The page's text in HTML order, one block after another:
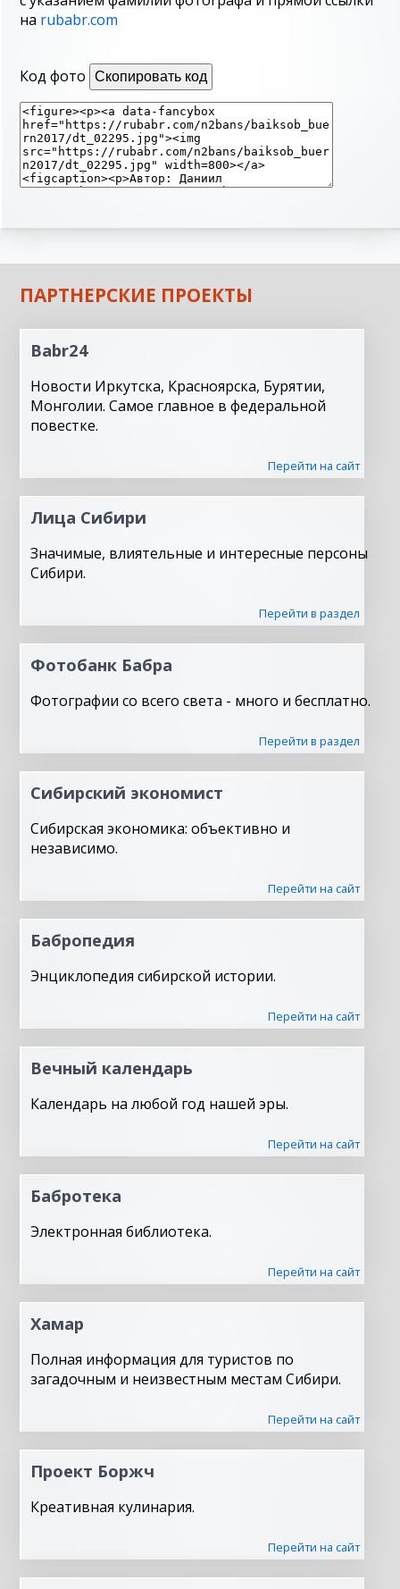
на rubabr.com
Код фото Скопировать код
ПАРТНЕРСКИЕ ПРОЕКТЫ
Babr24
Новости Иркутска, Красноярска, Бурятии,
Монголии. Самое главное в федеральной
повестке.
Перейти на сайт
Лица Сибири
Значимые, влиятельные и интересные персоны
Сибири.
Перейти в раздел
Фотобанк Бабра
Фотографии со всего света - много и бесплатно.
Перейти в раздел
Сибирский экономист
Сибирская экономика: объективно и
независимо.
Перейти на сайт
Бабропедия
Энциклопедия сибирской истории.
Перейти на сайт
Вечный календарь
Календарь на любой год нашей эры.
Перейти на сайт
Бабротека
Электронная библиотека.
Перейти на сайт
Хамар
Полная информация для туристов по
загадочным и неизвестным местам Сибири.
Перейти на сайт
Проект Боржч
Креативная кулинария.
Перейти на сайт